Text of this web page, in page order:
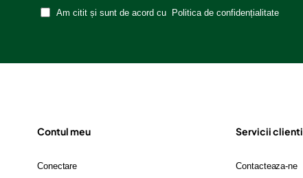
Am citit și sunt de acord cu Politica de confidențialitate
Contul meu
Conectare
Servicii clienti
Contacteaza-ne